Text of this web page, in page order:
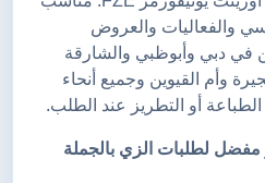
والفعاليات والعروض
في دبي وأبوظبي والشارقة
وأم القيوين وجميع أنحاء
الطباعة أو التطريز عند الطلب.